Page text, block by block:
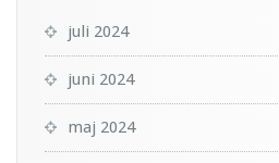
juli 2024
juni 2024
maj 2024